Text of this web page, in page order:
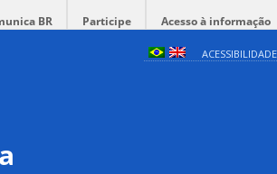
BR Participe Acesso à informação
ACESSIBILIDADE